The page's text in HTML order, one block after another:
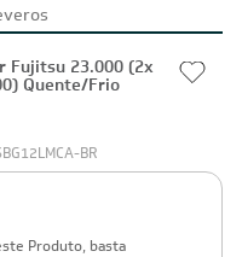
Fujitsu 23.000 (2x
Quente/Frio
BR
Produto, basta